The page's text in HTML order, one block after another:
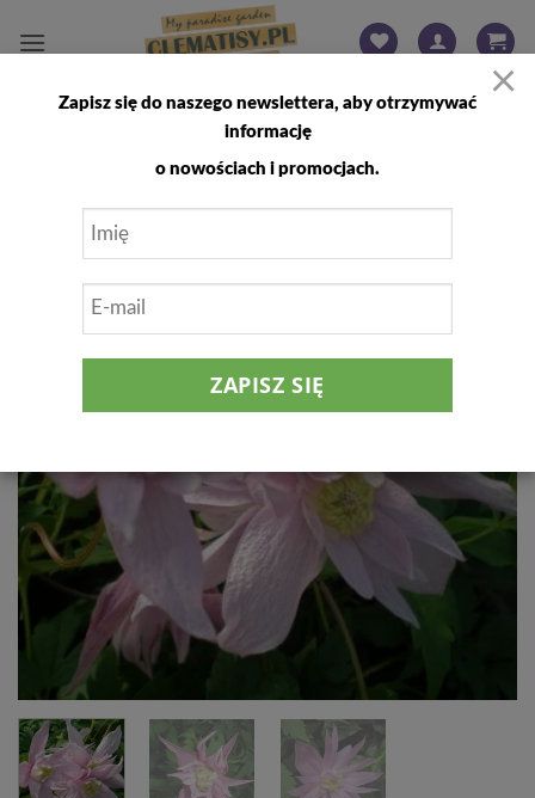
FILTRUJ
×
Zapisz się do naszego newslettera, aby otrzymywać
informację
o nowościach i promocjach.